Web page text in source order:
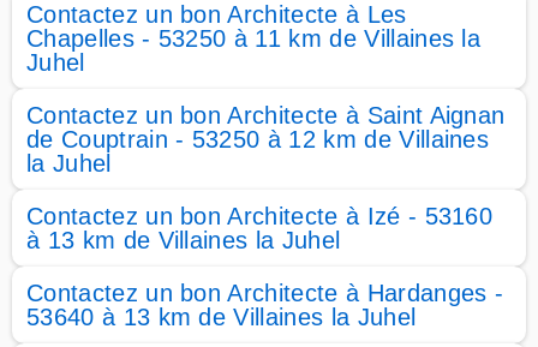
Contactez un bon Architecte à Les
Chapelles - 53250 à 11 km de Villaines la
Juhel
Contactez un bon Architecte à Saint Aignan
de Couptrain - 53250 à 12 km de Villaines
la Juhel
Contactez un bon Architecte à Izé - 53160
à 13 km de Villaines la Juhel
Contactez un bon Architecte à Hardanges -
53640 à 13 km de Villaines la Juhel